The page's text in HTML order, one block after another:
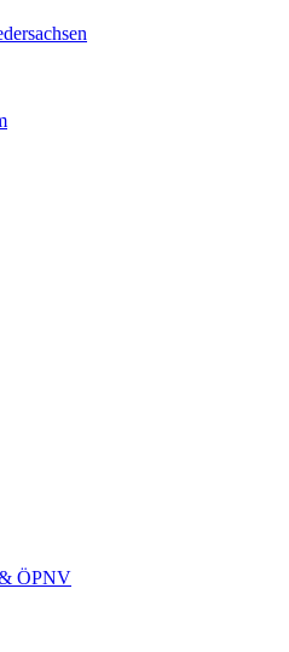
ÖPNV